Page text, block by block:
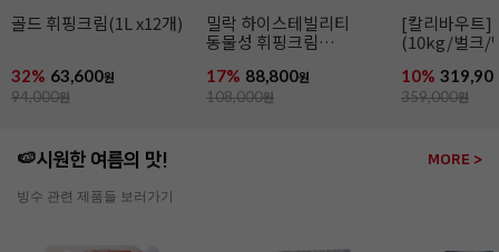
[칼리바우트]2815다크
(10kg/벌크/벨기에)
10% 319,900
359,000원
[칼리바우트]
화이트초콜릿 W2(10kg/
15% 319,200
379,000원
이태리산 파
(2~4mm/
파슬리후레
11%
299,000원
🍉시원한 여름의 맛! MORE >
빙수 관련 제품들 보러가기